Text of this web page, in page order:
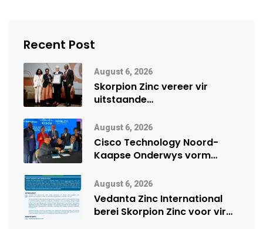
Recent Post
August 6, 2026
Skorpion Zinc vereer vir
uitstaande
Namibië Mynbou Ekspo
August 6, 2026
Cisco Technology Noord-
Kaapse Onderwys vorm
vennootskap
August 6, 2026
Vedanta Zinc International
berei Skorpion Zinc voor vir